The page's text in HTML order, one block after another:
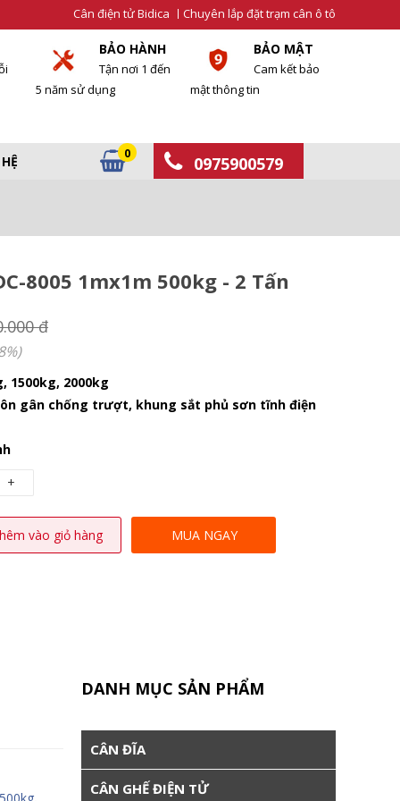
Cân điện tử Bidica Chuyên lắp đặt trạm cân ô tô
BẢO HÀNH
Tận nơi 1 đến
5 năm sử dụng
BẢO MẬT
Cam kết bảo
mật thông tin
0 0975900579
8005 1mx1m 500kg - 2 Tấn
đ
1500kg, 2000kg
gân chống trượt, khung sắt phủ sơn tĩnh điện
+
vào giỏ hàng MUA NGAY
DANH MỤC SẢN PHẨM
CÂN ĐĨA
CÂN GHẾ ĐIỆN TỬ